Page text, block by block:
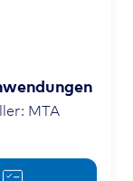
MTA